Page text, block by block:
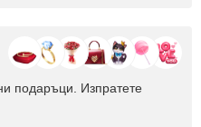
подаръци. Изпратете